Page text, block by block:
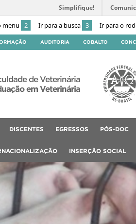
menu 2 Ir para a busca 3 Ir para o
Simplifique!
AUDITORIA COBALTO
de Veterinária
em Veterinária
DISCENTES EGRESSOS PÓS-DOC
INSERÇÃO SOCIAL